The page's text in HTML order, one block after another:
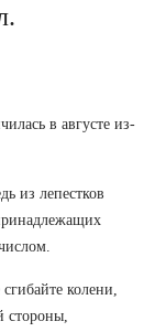
в августе из-
из лепестков
колени,